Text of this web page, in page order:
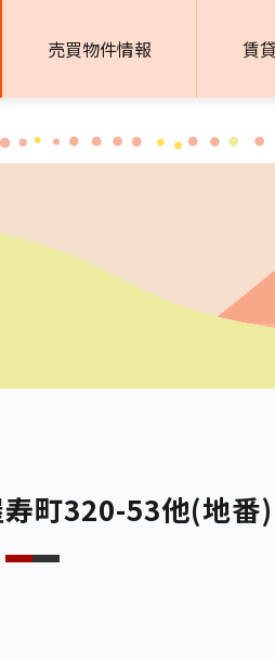
売買物件情報 賃
町320-53他(地番)